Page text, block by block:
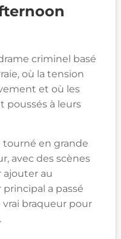
criminel basé
où la tension
et où les
poussés à leurs
tourné en grande
avec des scènes
ajouter au
a passé
braqueur pour